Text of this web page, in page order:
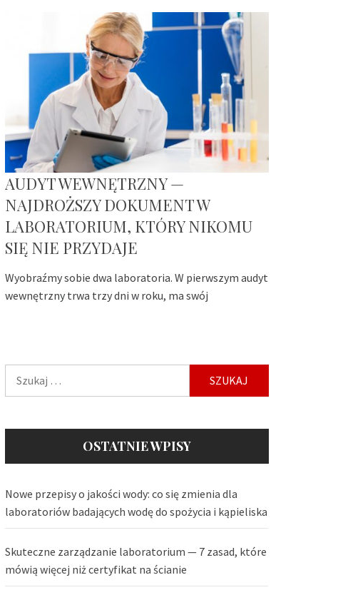
AUDYT WEWNĘTRZNY —
NAJDROŻSZY DOKUMENT W
LABORATORIUM, KTÓRY NIKOMU
SIĘ NIE PRZYDAJE
Wyobraźmy sobie dwa laboratoria. W pierwszym audyt
wewnętrzny trwa trzy dni w roku, ma swój
OSTATNIE WPISY
Nowe przepisy o jakości wody: co się zmienia dla
laboratoriów badających wodę do spożycia i kąpieliska
Skuteczne zarządzanie laboratorium — 7 zasad, które
mówią więcej niż certyfikat na ścianie